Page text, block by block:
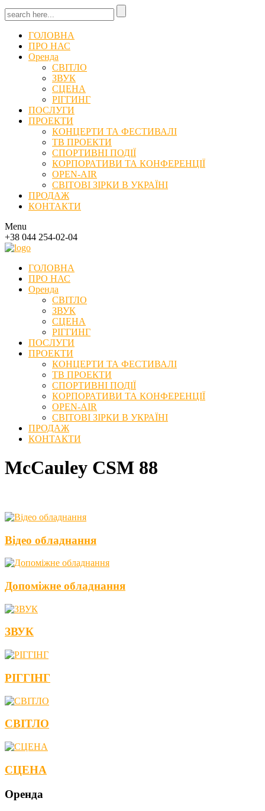
ГОЛОВНА
ПРО НАС
Оренда
СВІТЛО
ЗВУК
СЦЕНА
РІГГИНГ
ПОСЛУГИ
ПРОЕКТИ
КОНЦЕРТИ ТА ФЕСТИВАЛІ
ТВ ПРОЕКТИ
СПОРТИВНІ ПОДІЇ
КОРПОРАТИВИ ТА КОНФЕРЕНЦІЇ
OPEN-AIR
СВІТОВІ ЗІРКИ В УКРАЇНІ
ПРОДАЖ
КОНТАКТИ
Menu
+38 044 254-02-04
ГОЛОВНА
ПРО НАС
Оренда
СВІТЛО
ЗВУК
СЦЕНА
РІГГИНГ
ПОСЛУГИ
ПРОЕКТИ
КОНЦЕРТИ ТА ФЕСТИВАЛІ
ТВ ПРОЕКТИ
СПОРТИВНІ ПОДІЇ
КОРПОРАТИВИ ТА КОНФЕРЕНЦІЇ
OPEN-AIR
СВІТОВІ ЗІРКИ В УКРАЇНІ
ПРОДАЖ
КОНТАКТИ
McCauley CSM 88
Відео обладнання
Допоміжне обладнання
ЗВУК
РІГГІНГ
СВІТЛО
СЦЕНА
Оренда